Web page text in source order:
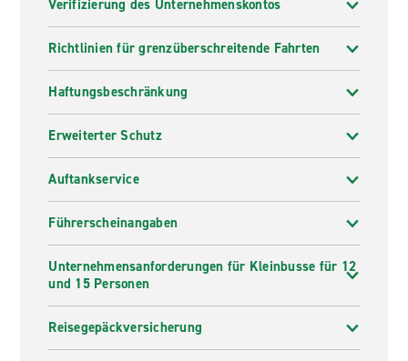
Verifizierung des Unternehmenskontos
Richtlinien für grenzüberschreitende Fahrten
Haftungsbeschränkung
Erweiterter Schutz
Auftankservice
Führerscheinangaben
Unternehmensanforderungen für Kleinbusse für 12
und 15 Personen
Reisegepäckversicherung